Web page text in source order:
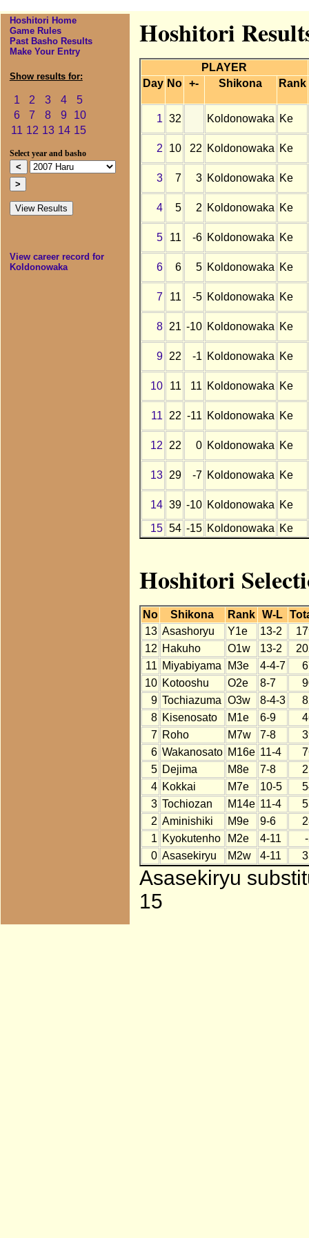
Hoshitori Home
Game Rules
Past Basho Results
Make Your Entry
Show results for:
1 2 3 4
5
6
7 8 9
10
11 12 13 14 15
Select year and basho
View career record for
Koldonowaka
Hoshitori
PLAYER
Day No +- Shikona Rank
1 32 Koldonowaka Ke
2 10 22 Koldonowaka Ke
3 7 3 Koldonowaka Ke
4 5 2 Koldonowaka Ke
5 11 -6 Koldonowaka Ke
6 6 5 Koldonowaka Ke
7 11 -5 Koldonowaka Ke
8 21 -10 Koldonowaka Ke
9 22 -1 Koldonowaka Ke
10 11 11 Koldonowaka Ke
11 22 -11 Koldonowaka Ke
12 22 0 Koldonowaka Ke
13 29 -7 Koldonowaka Ke
14 39 -10 Koldonowaka Ke
15 54 -15 Koldonowaka Ke
Hoshitori
No Shikona Rank W-L
13 Asashoryu Y1e 13-2
12 Hakuho O1w 13-2
11 Miyabiyama M3e 4-4-7
10 Kotooshu O2e 8-7
9 Tochiazuma O3w 8-4-3
8 Kisenosato M1e 6-9
7 Roho M7w 7-8
6 Wakanosato M16e 11-4
5 Dejima M8e 7-8
4 Kokkai M7e 10-5
3 Tochiozan M14e 11-4
2 Aminishiki M9e 9-6
1 Kyokutenho M2e 4-11
0 Asasekiryu M2w 4-11
Asasekiryu
15